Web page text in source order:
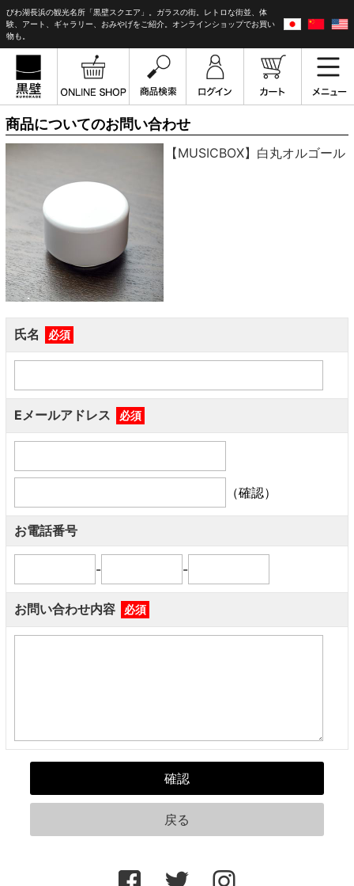
びわ湖長浜の観光名所「黒壁スクエア」。ガラスの街。レトロな街並、体
験、アート、ギャラリー、おみやげをご紹介。オンラインショップでお買い
物も。
商品についてのお問い合わせ
【MUSICBOX】白丸オルゴール
氏名 必須
Eメールアドレス 必須
（確認）
お電話番号
- -
お問い合わせ内容 必須